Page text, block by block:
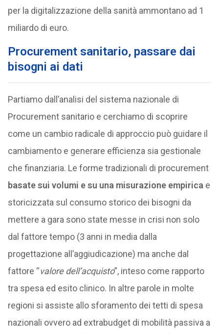
per la digitalizzazione della sanità ammontano ad 1
miliardo di euro.
Procurement sanitario, passare dai
bisogni ai dati
Partiamo dall’analisi del sistema nazionale di
Procurement sanitario e cerchiamo di scoprire
come un cambio radicale di approccio può guidare il
cambiamento e generare efficienza sia gestionale
che finanziaria. Le forme tradizionali di procurement
basate sui volumi e su una misurazione empirica e
storicizzata sul consumo storico dei bisogni da
mettere a gara sono state messe in crisi non solo
dal fattore tempo (3 anni in media dalla
progettazione all’aggiudicazione) ma anche dal
fattore “valore dell’acquisto”, inteso come rapporto
tra spesa ed esito clinico. In altre parole in molte
regioni si assiste allo sforamento dei tetti di spesa
nazionali ovvero ad extrabudget di mobilità passiva a